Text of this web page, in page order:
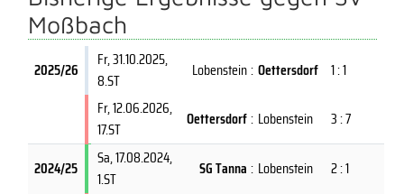
Moßbach
2025/26 Fr, 31.10.2025,
8.ST
Lobenstein: Oettersdorf 1 : 1
Fr, 12.06.2026,
17.ST
Oettersdorf: Lobenstein 3 : 7
2024/25 Sa, 17.08.2024,
1.ST
SG Tanna : Lobenstein
2 : 1